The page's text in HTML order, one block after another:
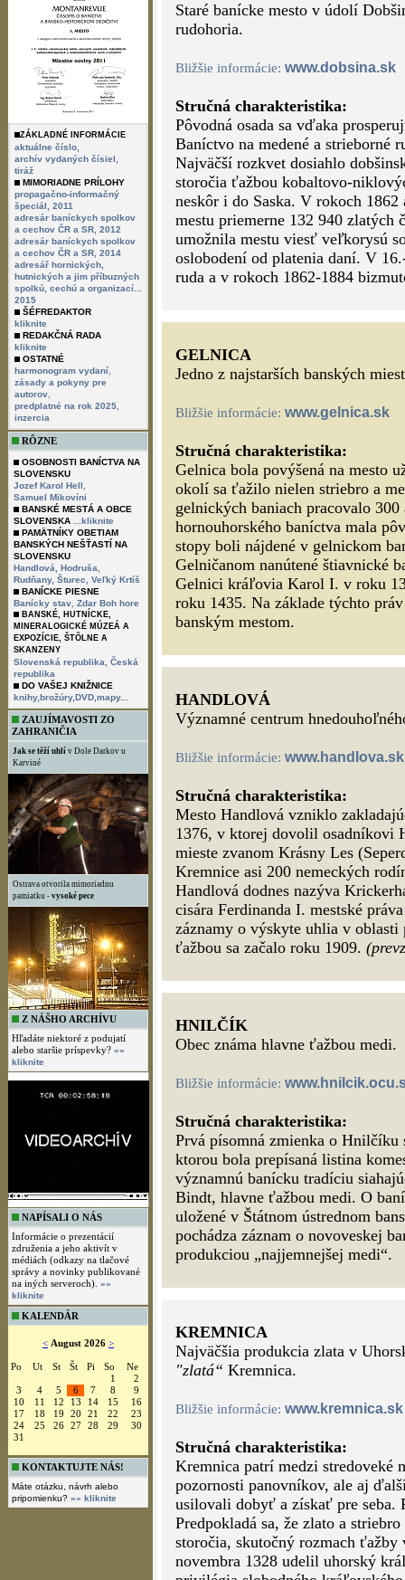
ZÁKLADNÉ INFORMÁCIE
aktuálne číslo,
archív vydaných čísiel,
tiráž
MIMORIADNE PRÍLOHY
propagačno-informačný
špeciál, 2011
adresár baníckych spolkov
a cechov ČR a SR, 2012
adresár baníckych spolkov
a cechov ČR a SR, 2014
adresář hornických,
hutnických a jim příbuzných
spolkú, cechú a organizací...
2015
ŠÉFREDAKTOR
kliknite
REDAKČNÁ RADA
kliknite
OSTATNÉ
harmonogram vydaní
zásady a pokyny pre
autorov
predplatné na rok 2025
inzercia
RÔZNE
OSOBNOSTI BANÍCTVA NA
SLOVENSKU
Jozef Karol Hell
Samuel Mikovíni
BANSKÉ MESTÁ A OBCE
SLOVENSKA
...kliknite
PAMÄTNÍKY OBETIAM
BANSKÝCH NEŠŤASTÍ NA
SLOVENSKU
Handlová,
Hodruša,
Rudňany, Šturec,
Veľký Krtíš
BANÍCKE PIESNE
Banícky stav Zdar Boh hore
BANSKÉ, HUTNÍCKE,
MINERALOGICKÉ MÚZEÁ A
EXPOZÍCIE, ŠTÔLNE A
SKANZENY
Slovenská republika,
Česká
republika
DO VAŠEJ KNIŽNICE
knihy,brožúry,DVD,mapy...
ZAUJÍMAVOSTI ZO
ZAHRANIČIA
Jak se těží uhlí v Dole Darkov u
Karviné
Ostrava otvorila mimoriadnu
pamiatku - vysoké pece
Z NÁŠHO ARCHÍVU
Hľadáte niektoré z podujatí
alebo staršie príspevky? »»
kliknite
NAPÍSALI O NÁS
Informácie o prezentácií
združenia a jeho aktivít v
médiách (odkazy na tlačové
správy a novinky publikované
na iných serveroch). »»
kliknite
KALENDÁR
< August 2026 >
Po Ut St Št Pi So
Ne
1
2
3
4 5 6 7 8
9
10
11 12 13 14 15
16
17
18 19 20 21 22
23
24
25 26 27 28 29
30
31
KONTAKTUJTE NÁS!
Máte otázku, návrh alebo
pripomienku? »» kliknite
Staré banícke mesto v údolí
rudohoria.
Bližšie informácie: www.dobsina.sk
Stručná charakteristika:
Pôvodná osada sa vďaka
Baníctvo na medené a strieborné
Najväčší rozkvet dosiahlo
storočia ťažbou kobaltovo-
neskôr i do Saska. V rokoch 1862
mestu priemerne 132 940
umožnila mestu viesť veľkorysú
oslobodení od platenia daní. V
ruda a v rokoch 1862-1884
GELNICA
Jedno z najstarších banských
Bližšie informácie: www.gelnica.sk
Stručná charakteristika:
Gelnica bola povýšená na mesto
okolí sa ťažilo nielen striebro a
gelnických baniach pracovalo
hornouhorského baníctva mala
stopy boli nájdené v gelnickom
Gelničanom nanútené štiavnické
Gelnici kráľovia Karol I. v roku
roku 1435. Na základe týchto
banským mestom.
HANDLOVÁ
Významné centrum
Bližšie informácie: www.handlova.sk
Stručná charakteristika:
Mesto Handlová vzniklo
1376, v ktorej dovolil osadníkovi
mieste zvanom Krásny Les
Kremnice asi 200 nemeckých
Handlová dodnes nazýva
cisára Ferdinanda I. mestské
záznamy o výskyte uhlia v
ťažbou sa začalo roku 1909.
HNILČÍK
Obec známa hlavne ťažbou medi.
Bližšie informácie:
Stručná charakteristika:
Prvá písomná zmienka o Hnilčíku
ktorou bola prepísaná listina
významnú banícku tradíciu
Bindt, hlavne ťažbou medi. O
uložené v Štátnom ústrednom
pochádza záznam o novoveskej
produkciou „najjemnejšej medi“.
KREMNICA
Najväčšia produkcia zlata v
"zlatá“ Kremnica.
Bližšie informácie: www.kremnica.sk
Stručná charakteristika:
Kremnica patrí medzi stredoveké
pozornosti panovníkov, ale aj
usilovali dobyť a získať pre seba.
Predpokladá sa, že zlato a
storočia, skutočný rozmach ťažby
novembra 1328 udelil uhorský